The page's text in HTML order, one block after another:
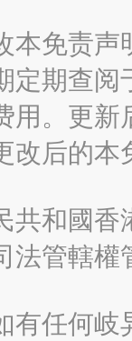
本免责
定期查
用。更
改后的本
共和國
法管轄權
有任何